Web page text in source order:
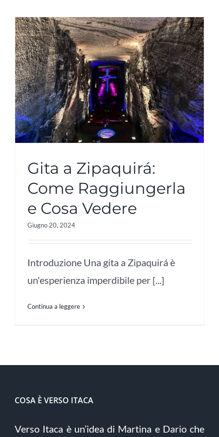
Gita a Zipaquirá:
Come Raggiungerla
e Cosa Vedere
Giugno 20, 2024
Introduzione Una gita a Zipaquirá è
un'esperienza imperdibile per [...]
Continua a leggere
COSA È VERSO ITACA
Verso Itaca è un’idea di Martina e Dario che